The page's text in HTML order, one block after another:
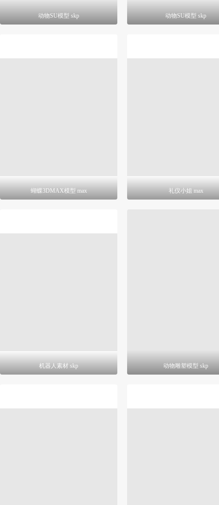
动物SU模型 skp 动物SU模型 skp
蝴蝶3DMAX模型 max 礼仪小姐 max
机器人素材 skp 动物雕塑模型 skp